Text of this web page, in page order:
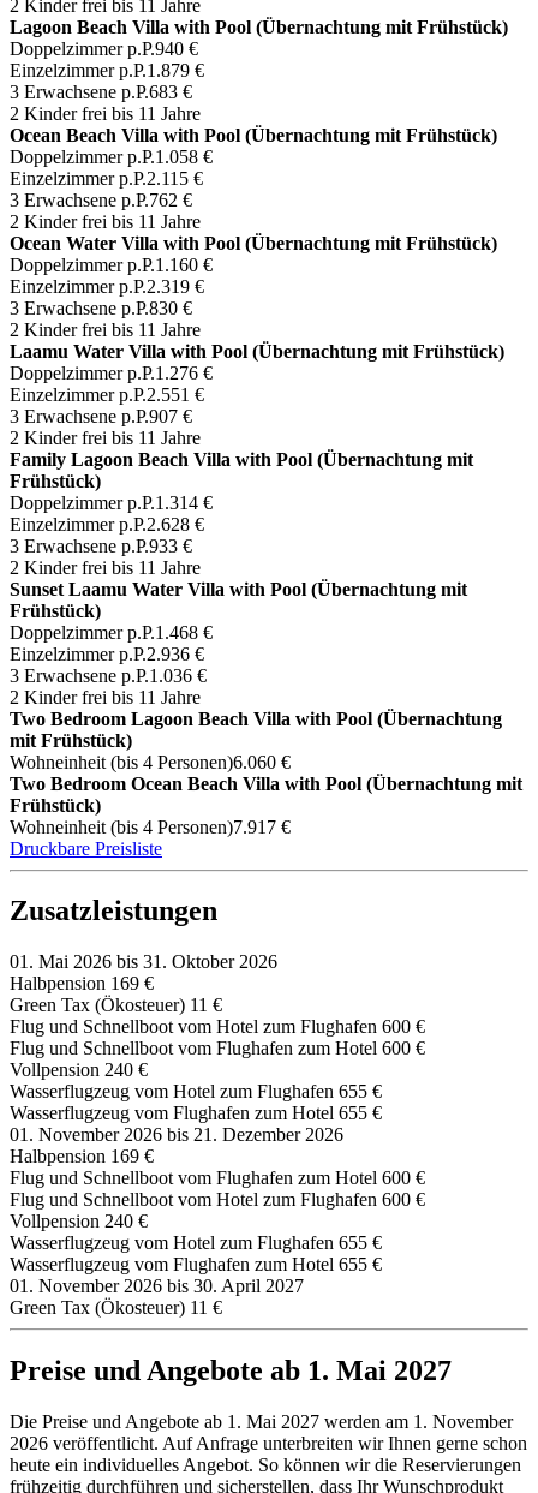
2 Kinder frei bis 11 Jahre
Lagoon Beach Villa with Pool (Übernachtung mit Frühstück)
Doppelzimmer p.P.940 €
Einzelzimmer p.P.1.879 €
3 Erwachsene p.P.683 €
2 Kinder frei bis 11 Jahre
Ocean Beach Villa with Pool (Übernachtung mit Frühstück)
Doppelzimmer p.P.1.058 €
Einzelzimmer p.P.2.115 €
3 Erwachsene p.P.762 €
2 Kinder frei bis 11 Jahre
Ocean Water Villa with Pool (Übernachtung mit Frühstück)
Doppelzimmer p.P.1.160 €
Einzelzimmer p.P.2.319 €
3 Erwachsene p.P.830 €
2 Kinder frei bis 11 Jahre
Laamu Water Villa with Pool (Übernachtung mit Frühstück)
Doppelzimmer p.P.1.276 €
Einzelzimmer p.P.2.551 €
3 Erwachsene p.P.907 €
2 Kinder frei bis 11 Jahre
Family Lagoon Beach Villa with Pool (Übernachtung mit
Frühstück)
Doppelzimmer p.P.1.314 €
Einzelzimmer p.P.2.628 €
3 Erwachsene p.P.933 €
2 Kinder frei bis 11 Jahre
Sunset Laamu Water Villa with Pool (Übernachtung mit
Frühstück)
Doppelzimmer p.P.1.468 €
Einzelzimmer p.P.2.936 €
3 Erwachsene p.P.1.036 €
2 Kinder frei bis 11 Jahre
Two Bedroom Lagoon Beach Villa with Pool (Übernachtung
mit Frühstück)
Wohneinheit (bis 4 Personen)6.060 €
Two Bedroom Ocean Beach Villa with Pool (Übernachtung mit
Frühstück)
Wohneinheit (bis 4 Personen)7.917 €
Druckbare Preisliste
Zusatzleistungen
01. Mai 2026 bis 31. Oktober 2026
Halbpension 169 €
Green Tax (Ökosteuer) 11 €
Flug und Schnellboot vom Hotel zum Flughafen 600 €
Flug und Schnellboot vom Flughafen zum Hotel 600 €
Vollpension 240 €
Wasserflugzeug vom Hotel zum Flughafen 655 €
Wasserflugzeug vom Flughafen zum Hotel 655 €
01. November 2026 bis 21. Dezember 2026
Halbpension 169 €
Flug und Schnellboot vom Flughafen zum Hotel 600 €
Flug und Schnellboot vom Hotel zum Flughafen 600 €
Vollpension 240 €
Wasserflugzeug vom Hotel zum Flughafen 655 €
Wasserflugzeug vom Flughafen zum Hotel 655 €
01. November 2026 bis 30. April 2027
Green Tax (Ökosteuer) 11 €
Preise und Angebote ab 1. Mai 2027
Die Preise und Angebote ab 1. Mai 2027 werden am 1. November
2026 veröffentlicht. Auf Anfrage unterbreiten wir Ihnen gerne schon
heute ein individuelles Angebot. So können wir die Reservierungen
frühzeitig durchführen und sicherstellen, dass Ihr Wunschprodukt